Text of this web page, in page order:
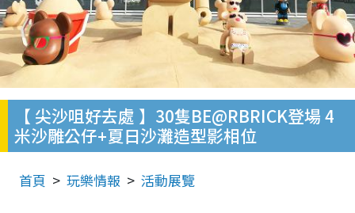
【 尖沙咀好去處 】30隻BE@RBRICK登場 4
米沙雕公仔+夏日沙灘造型影相位
首頁 玩樂情報 活動展覽